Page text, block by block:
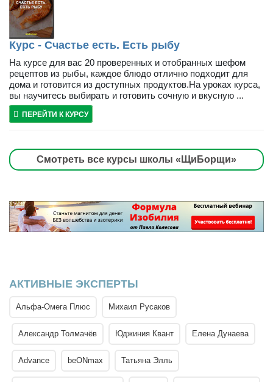
Курс - Счастье есть. Есть рыбу
На курсе для вас 20 проверенных и отобранных шефом
рецептов из рыбы, каждое блюдо отлично подходит для
дома и готовится из доступных продуктов.На уроках курса,
вы научитесь выбирать и готовить сочную и вкусную ...
ПЕРЕЙТИ К КУРСУ
Смотреть все курсы школы «ЩиБорщи»
АКТИВНЫЕ ЭКСПЕРТЫ
Альфа-Омега Плюс Михаил Русаков
Александр Толмачёв Юджиния Квант Елена Дунаева
Advance beONmax Татьяна Элль